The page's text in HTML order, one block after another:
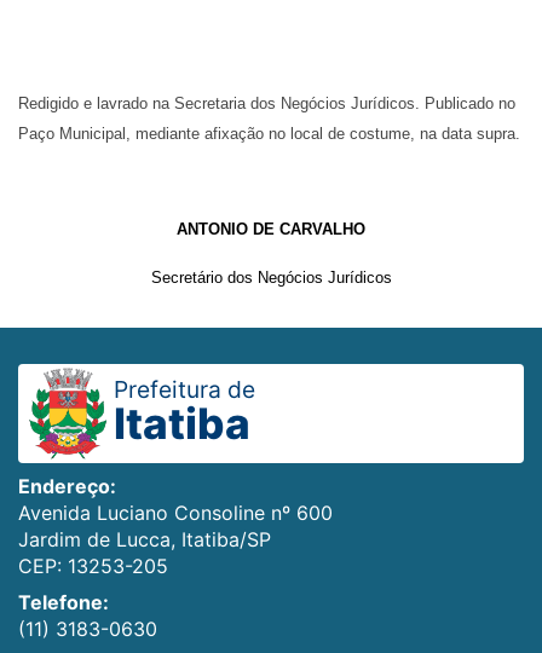
Redigido e lavrado na Secretaria dos Negócios Jurídicos. Publicado no
Paço Municipal, mediante afixação no local de costume, na data supra.
ANTONIO DE CARVALHO
Secretário dos Negócios Jurídicos
Prefeitura de
Itatiba
Endereço:
Avenida Luciano Consoline nº 600
Jardim de Lucca, Itatiba/SP
CEP: 13253-205
Telefone:
(11) 3183-0630